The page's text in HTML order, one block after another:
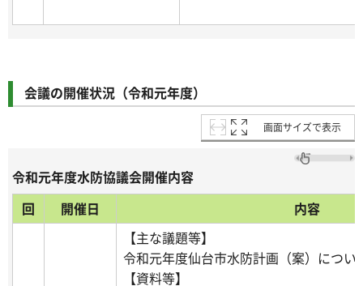
会議の開催状況（令和元年度）
画面サイズで表示
令和元年度水防協議会開催内容
回
開催日
内容
【主な議題等】
令和元年度仙台市水防計画（案）につい
【資料等】